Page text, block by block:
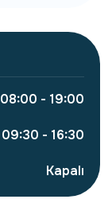
08:00 - 19:00
09:30 - 16:30
Kapalı